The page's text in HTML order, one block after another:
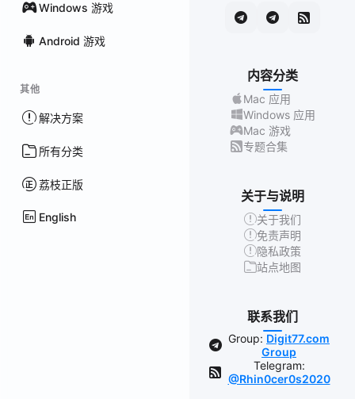
Windows 游戏
Android 游戏
其他
解决方案
所有分类
荔枝正版
English
内容分类
Mac 应用
Windows 应用
Mac 游戏
专题合集
关于与说明
关于我们
免责声明
隐私政策
站点地图
联系我们
Group: Digit77.com
Group
Telegram:
@Rhin0cer0s2020